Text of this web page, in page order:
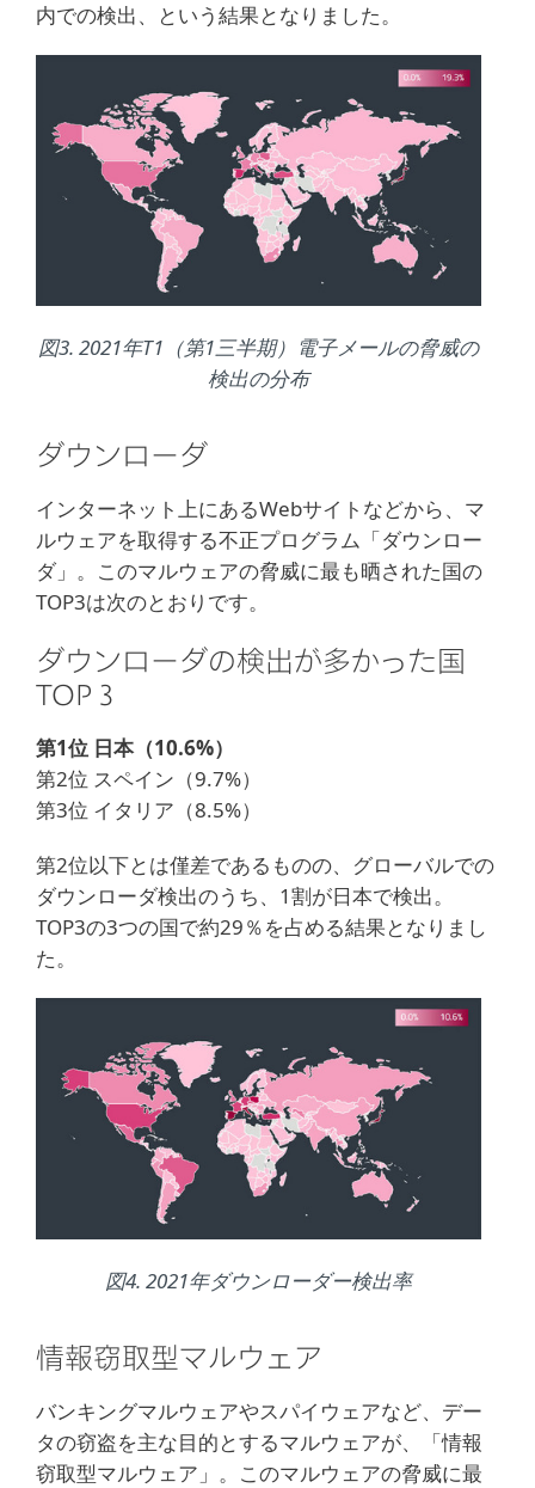
内での検出、という結果となりました。
図3. 2021年T1（第1三半期）電子メールの脅威の
検出の分布
ダウンローダ
インターネット上にあるWebサイトなどから、マ
ルウェアを取得する不正プログラム「ダウンロー
ダ」。このマルウェアの脅威に最も晒された国の
TOP3は次のとおりです。
ダウンローダの検出が多かった国
TOP３
第1位 日本（10.6%）
第2位 スペイン（9.7%）
第3位 イタリア（8.5%）
第2位以下とは僅差であるものの、グローバルでの
ダウンローダ検出のうち、1割が日本で検出。
TOP3の3つの国で約29％を占める結果となりまし
た。
図4. 2021年ダウンローダー検出率
情報窃取型マルウェア
バンキングマルウェアやスパイウェアなど、デー
タの窃盗を主な目的とするマルウェアが、「情報
窃取型マルウェア」。このマルウェアの脅威に最